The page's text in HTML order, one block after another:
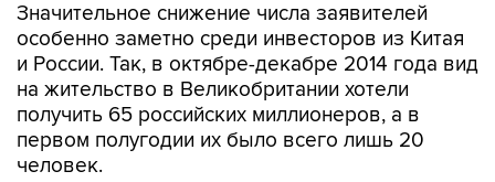
Значительное снижение числа заявителей
особенно заметно среди инвесторов из Китая
и России. Так, в октябре-декабре 2014 года вид
на жительство в Великобритании хотели
получить 65 российских миллионеров, а в
первом полугодии их было всего лишь 20
человек.